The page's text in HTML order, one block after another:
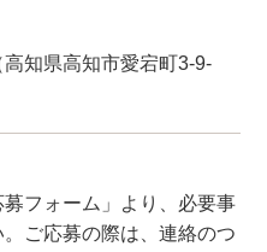
知県高知市愛宕町3-9-
フォーム」より、必要事
ご応募の際は、連絡のつ